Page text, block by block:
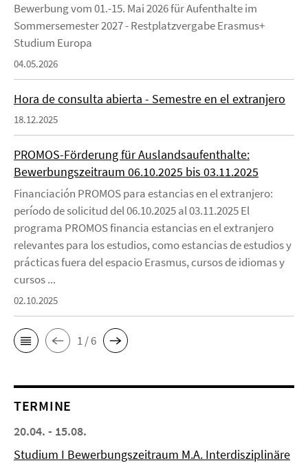
Bewerbung vom 01.-15. Mai 2026 für Aufenthalte im
Sommersemester 2027 - Restplatzvergabe Erasmus+
Studium Europa
04.05.2026
Hora de consulta abierta - Semestre en el extranjero
18.12.2025
PROMOS-Förderung für Auslandsaufenthalte:
Bewerbungszeitraum 06.10.2025 bis 03.11.2025
Financiación PROMOS para estancias en el extranjero:
período de solicitud del 06.10.2025 al 03.11.2025 El
programa PROMOS financia estancias en el extranjero
relevantes para los estudios, como estancias de estudios y
prácticas fuera del espacio Erasmus, cursos de idiomas y
cursos ...
02.10.2025
1 / 6
TERMINE
20.04. - 15.08.
Studium I Bewerbungszeitraum M.A. Interdisziplinäre